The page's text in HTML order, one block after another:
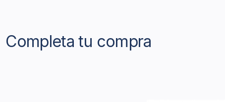
Completa tu compra